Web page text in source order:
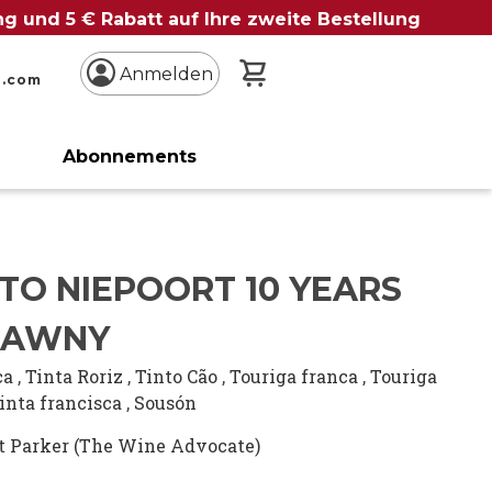
und 5 € Rabatt auf Ihre zweite Bestellung
Anmelden
Abonnements
NIEPOORT 10 YEARS
,Tinta Roriz ,Tinto Cão ,Touriga franca ,Touriga
francisca , Sousón
Parker (The Wine Advocate)